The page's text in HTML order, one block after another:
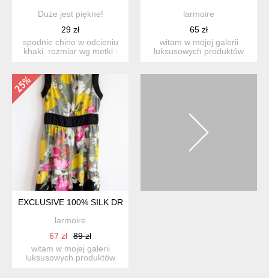
Duże jest piękne!
29 zł
spodnie chino w odcieniu
khaki. rozmiar wg metki :
larmoire
65 zł
witam w mojej galerii
luksusowych produktów
EXCLUSIVE 100% SILK DRESS
larmoire
67 zł
89 zł
witam w mojej galerii
luksusowych produktów